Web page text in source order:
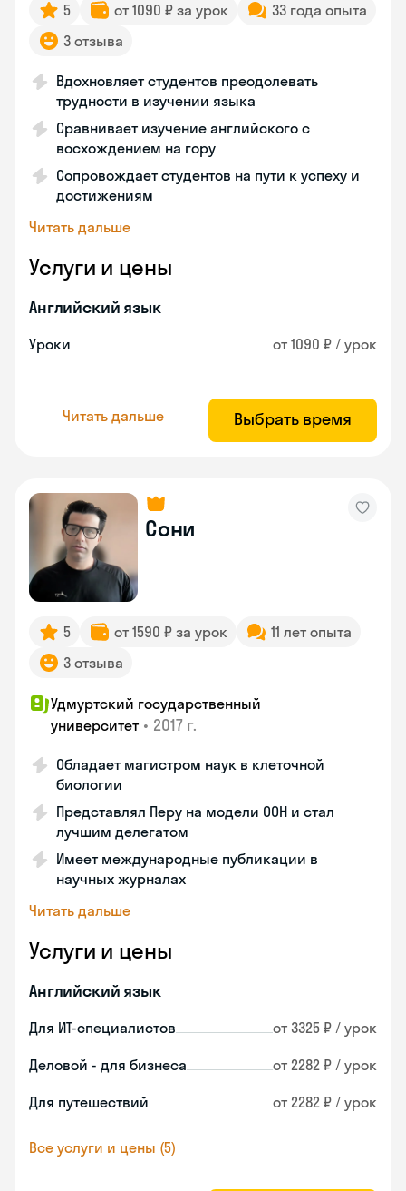
5 от 1090 ₽ за урок
33 года опыта
3 отзыва
Вдохновляет студентов преодолевать
трудности в изучении языка
Сравнивает изучение английского с
восхождением на гору
Сопровождает студентов на пути к успеху и
достижениям
Читать дальше
Услуги и цены
Английский язык
Уроки от 1090 ₽ / урок
Читать дальше Выбрать время
Сони
5 от 1590 ₽ за урок
11 лет опыта
3 отзыва
Удмуртский государственный
университет • 2017 г.
Обладает магистром наук в клеточной
биологии
Представлял Перу на модели ООН и стал
лучшим делегатом
Имеет международные публикации в
научных журналах
Читать дальше
Услуги и цены
Английский язык
Для ИТ-специалистов от 3325 ₽ / урок
Деловой - для бизнеса от 2282 ₽ / урок
Для путешествий от 2282 ₽ / урок
Все услуги и цены (5)